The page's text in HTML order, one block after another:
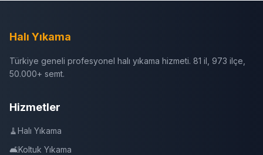
Halı Yıkama
Türkiye geneli profesyonel halı yıkama hizmeti. 81 il, 973 ilçe,
50.000+ semt.
Hizmetler
🧹Halı Yıkama
🛋️Koltuk Yıkama